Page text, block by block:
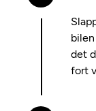
det
fort